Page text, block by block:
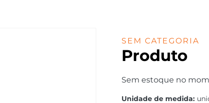
SEM CATEGORIA
Produto
Sem estoque no
Unidade de medida: